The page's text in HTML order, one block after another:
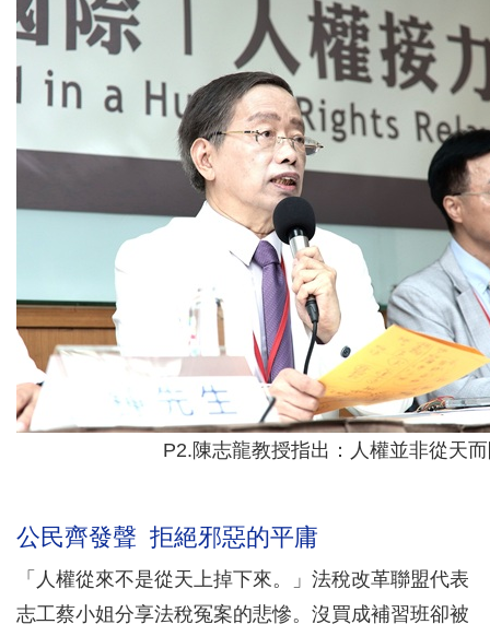
P2.陳志龍教授指出：人權並非從天
公民齊發聲 拒絕邪惡的平庸
「人權從來不是從天上掉下來。」法稅改革聯盟代表
志工蔡小姐分享法稅冤案的悲慘。沒買成補習班卻被